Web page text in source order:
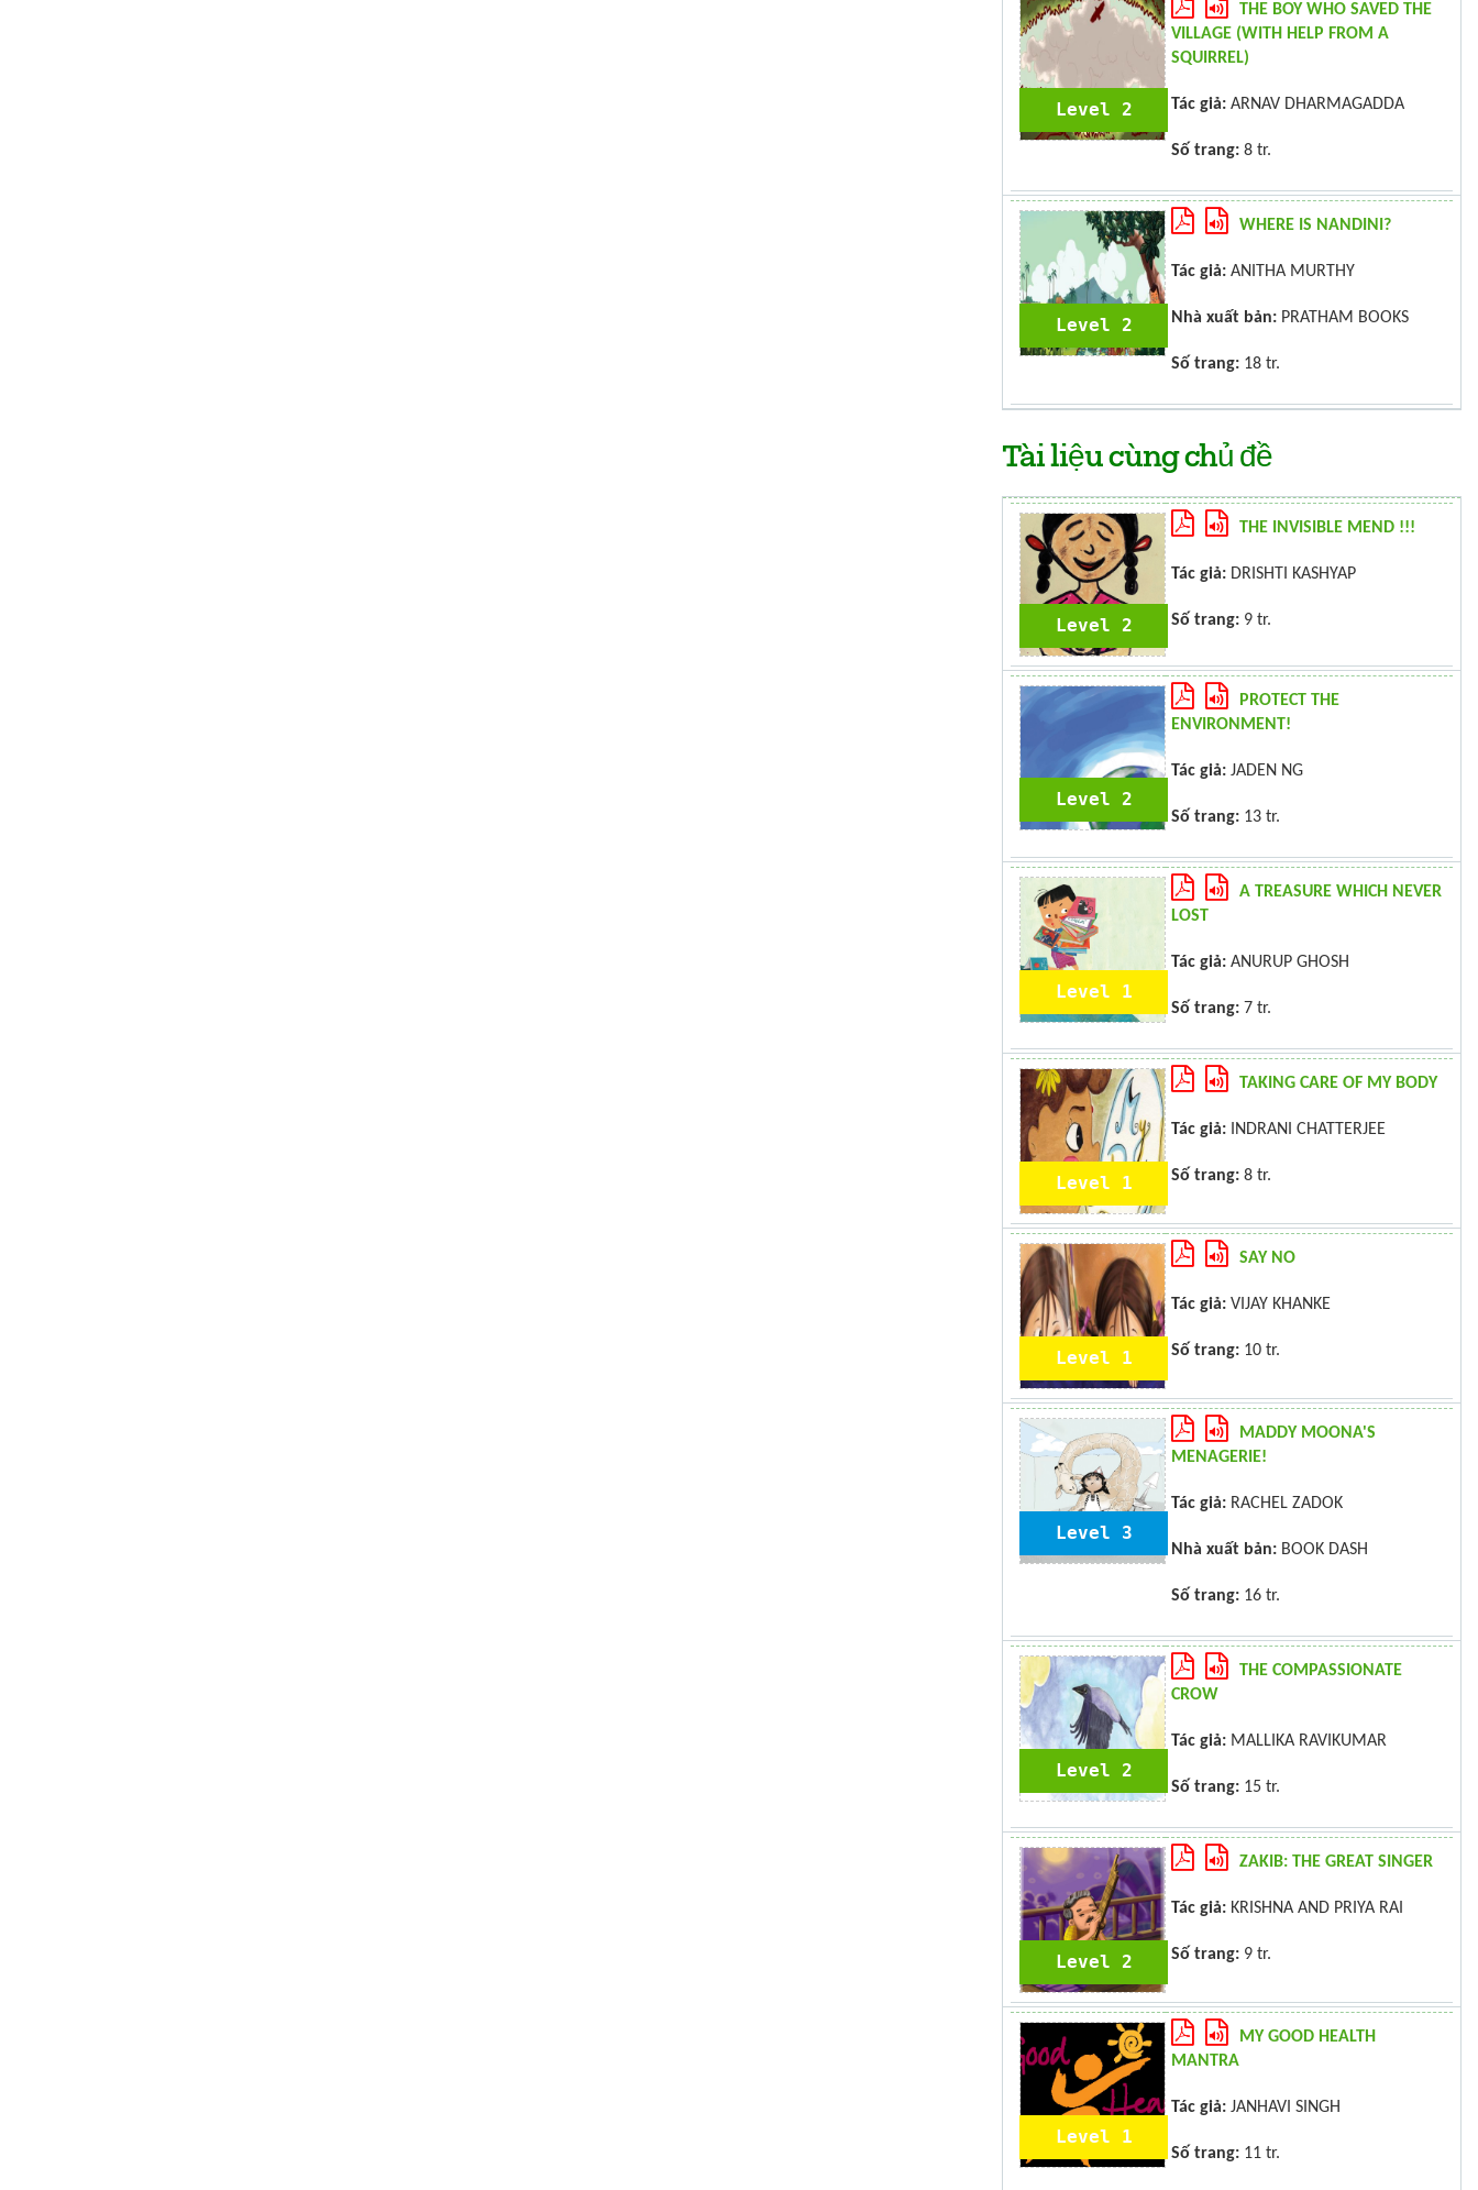
Level 2
THE BOY WHO SAVED THE
VILLAGE (WITH HELP FROM A
SQUIRREL)
Tác giả: ARNAV DHARMAGADDA
Số trang: 8 tr.
Level 2
WHERE IS NANDINI?
Tác giả: ANITHA MURTHY
Nhà xuất bản: PRATHAM BOOKS
Số trang: 18 tr.
Tài liệu cùng chủ đề
Level 2
THE INVISIBLE MEND !!!
Tác giả: DRISHTI KASHYAP
Số trang: 9 tr.
Level 2
PROTECT THE
ENVIRONMENT!
Tác giả: JADEN NG
Số trang: 13 tr.
Level 1
A TREASURE WHICH NEVER
LOST
Tác giả: ANURUP GHOSH
Số trang: 7 tr.
Level 1
TAKING CARE OF MY BODY
Tác giả: INDRANI CHATTERJEE
Số trang: 8 tr.
Level 1
SAY NO
Tác giả: VIJAY KHANKE
Số trang: 10 tr.
Level 3
MADDY MOONA'S
MENAGERIE!
Tác giả: RACHEL ZADOK
Nhà xuất bản: BOOK DASH
Số trang: 16 tr.
Level 2
THE COMPASSIONATE
CROW
Tác giả: MALLIKA RAVIKUMAR
Số trang: 15 tr.
Level 2
ZAKIB: THE GREAT SINGER
Tác giả: KRISHNA AND PRIYA RAI
Số trang: 9 tr.
Level 1
MY GOOD HEALTH
MANTRA
Tác giả: JANHAVI SINGH
Số trang: 11 tr.